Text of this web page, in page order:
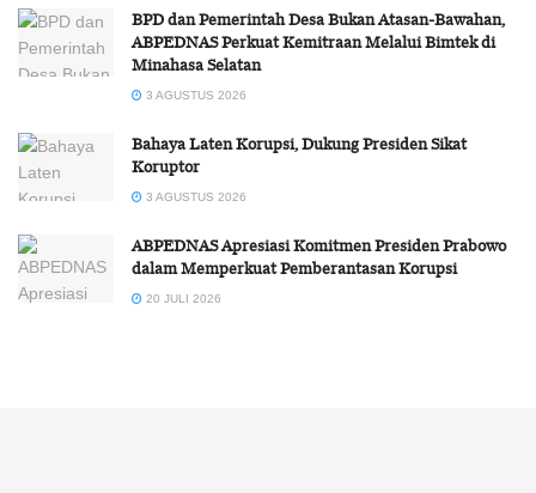
BPD dan Pemerintah Desa Bukan Atasan-Bawahan,
ABPEDNAS Perkuat Kemitraan Melalui Bimtek di
Minahasa Selatan
3 AGUSTUS 2026
Bahaya Laten Korupsi, Dukung Presiden Sikat
Koruptor
3 AGUSTUS 2026
ABPEDNAS Apresiasi Komitmen Presiden Prabowo
dalam Memperkuat Pemberantasan Korupsi
20 JULI 2026